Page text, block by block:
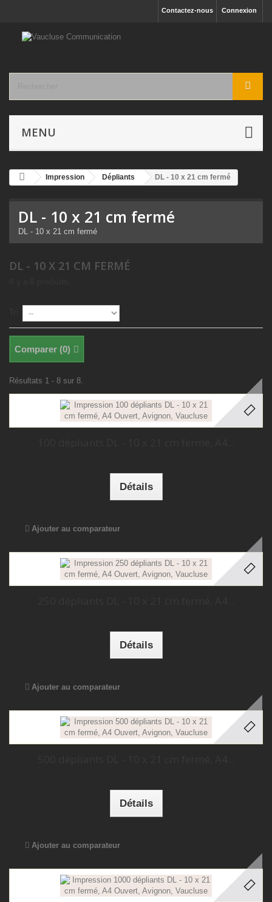
Connexion
Contactez-nous
MENU
Impression Dépliants DL - 10 x 21 cm fermé
DL - 10 x 21 cm fermé
DL - 10 x 21 cm fermé
DL - 10 X 21 CM FERMÉ
Comparer (0)
Résultats 1 - 8 sur 8.
Détails
Ajouter au comparateur
Détails
Ajouter au comparateur
Détails
Ajouter au comparateur